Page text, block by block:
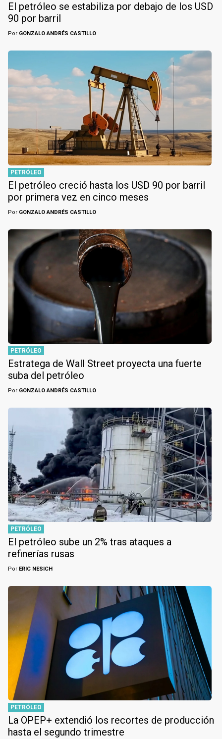
El petróleo se estabiliza por debajo de los USD
90 por barril
Por GONZALO ANDRÉS CASTILLO
PETRÓLEO
El petróleo creció hasta los USD 90 por barril
por primera vez en cinco meses
Por GONZALO ANDRÉS CASTILLO
PETRÓLEO
Estratega de Wall Street proyecta una fuerte
suba del petróleo
Por GONZALO ANDRÉS CASTILLO
PETRÓLEO
El petróleo sube un 2% tras ataques a
refinerías rusas
Por ERIC NESICH
PETRÓLEO
La OPEP+ extendió los recortes de producción
hasta el segundo trimestre